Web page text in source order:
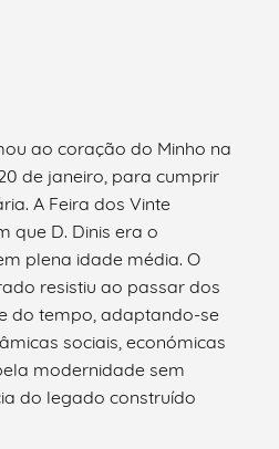
ao coração do Minho na
de janeiro, para cumprir
A Feira dos Vinte
que D. Dinis era o
plena idade média. O
resistiu ao passar dos
do tempo, adaptando-se
sociais, económicas
modernidade sem
do legado construído